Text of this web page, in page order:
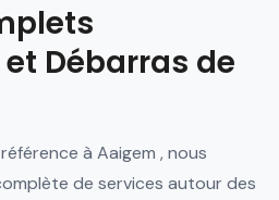
Débarras de
à Aaigem , nous
de services autour des